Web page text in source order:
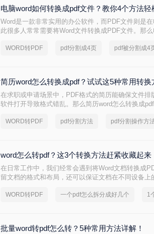
电脑word如何转换成pdf文件？教你4个方法轻
Word是一款非常实用的办公软件，而PDF文件则是
此很多人常常需要将Word文件转换成PDF文件。那
式。
WORD转PDF pdf分割成4页 pdf被分割成4
简历word怎么转换成pdf？试试这5种常用转换
在求职或申请场景中，PDF格式的简历能确保文件
软件打开导致格式错乱。那么简历word怎么转换成
WORD转PDF pdf分割方法 pdf分割操作方
word怎么转pdf？这3个转换方法赶紧收藏起来
在日常工作中，我们经常会遇到将Word文档转换成
留文档的格式和布局，还可以保证文档在不同设备上
WORD转PDF 一个pdf怎么拆分成好几个 1
批量word转pdf怎么转？5种常用方法详解！